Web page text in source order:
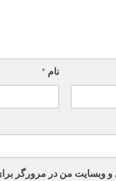
نام *
و وبسایت من در مرورگر